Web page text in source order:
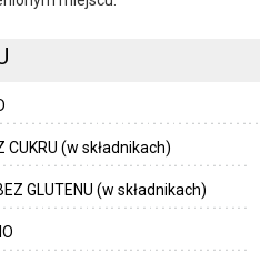
CUKRU (w składnikach)
GLUTENU (w składnikach)